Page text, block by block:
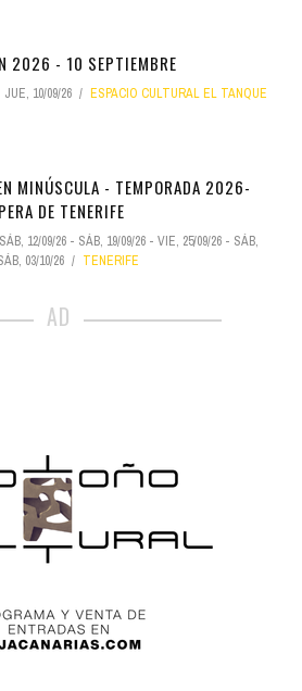
2026 - 10 SEPTIEMBRE
JUE, 10/09/26 ESPACIO CULTURAL EL TANQUE
MINÚSCULA - TEMPORADA 2026-
DE TENERIFE
SÁB, 12/09/26 - SÁB, 19/09/26 - VIE, 25/09/26 - SÁB,
03/10/26 TENERIFE
AD